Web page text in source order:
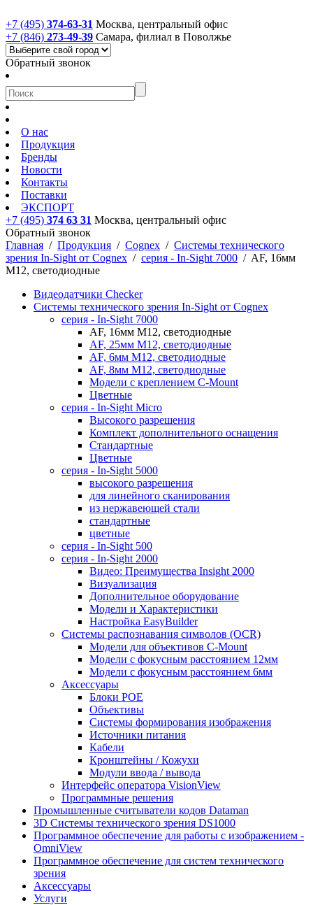
+7 (495) 374-63-31 Москва, центральный офис
+7 (846) 273-49-39 Самара, филиал в Поволжье
Обратный звонок
О нас
Продукция
Бренды
Новости
Контакты
Поставки
ЭКСПОРТ
+7 (495) 374 63 31 Москва, центральный офис
Обратный звонок
Главная / Продукция / Cognex / Системы технического
зрения In-Sight от Cognex / cерия - In-Sight 7000 / AF, 16мм
M12, светодиодные
Видеодатчики Checker
Системы технического зрения In-Sight от Cognex
cерия - In-Sight 7000
AF, 16мм M12, светодиодные
AF, 25мм M12, светодиодные
AF, 6мм M12, светодиодные
AF, 8мм M12, светодиодные
Модели с креплением C-Mount
Цветные
серия - In-Sight Micro
Высокого разрешения
Комплект дополнительного оснащения
Стандартные
Цветные
серия - In-Sight 5000
высокого разрешения
для линейного сканирования
из нержавеющей стали
стандартные
цветные
серия - In-Sight 500
cерия - In-Sight 2000
Видео: Преимущества Insight 2000
Визуализация
Дополнительное оборудование
Модели и Характеристики
Настройка EasyBuilder
Системы распознавания символов (OCR)
Модели для объективов C-Mount
Модели с фокусным расстоянием 12мм
Модели с фокусным расстоянием 6мм
Аксессуары
Блоки POE
Объективы
Системы формирования изображения
Источники питания
Кабели
Кронштейны / Кожухи
Модули ввода / вывода
Интерфейс оператора VisionView
Программные решения
Промышленные считыватели кодов Dataman
3D Системы технического зрения DS1000
Программное обеспечение для работы с изображением -
OmniView
Программное обеспечение для систем технического
зрения
Аксессуары
Услуги